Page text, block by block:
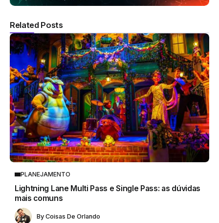
Related Posts
PLANEJAMENTO
Lightning Lane Multi Pass e Single Pass: as dúvidas
mais comuns
By Coisas De Orlando